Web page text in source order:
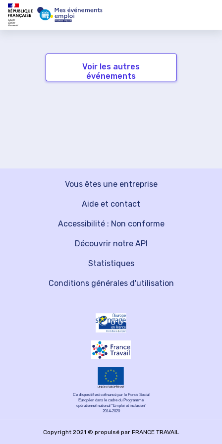
Voir les autres
événements
Vous êtes une entreprise
Découvrir notre API
Aide et contact
Statistiques
Accessibilité : Non conforme
Conditions générales d'utilisation
Ce dispositif est cofinancé par le Fonds Social
Européen dans le cadre du Programme
opérationnel national "Emploi et inclusion"
2014-2020
Copyright 2021 © propulsé par FRANCE TRAVAIL